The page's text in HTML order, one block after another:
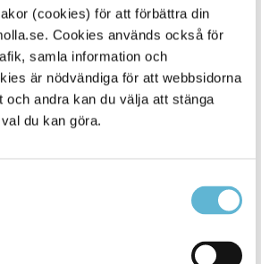
(cookies) för att förbättra din
Cookies används också för
samla information och
är nödvändiga för att webbsidorna
och andra kan du välja att stänga
du kan göra.